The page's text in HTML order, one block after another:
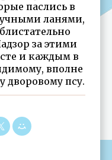
паслись в
ланями,
за этими
и каждым в
вполне
дворовому псу.